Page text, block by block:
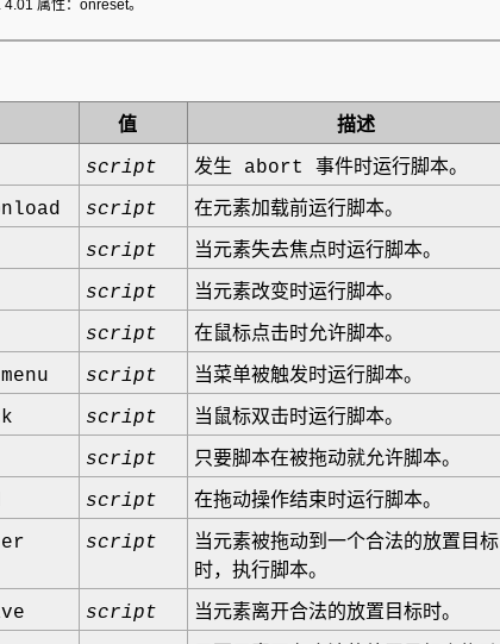
属性：onreset。
值 描述
script 发生 abort 事件时运行脚本。
script 在元素加载前运行脚本。
script 当元素失去焦点时运行脚本。
script 当元素改变时运行脚本。
script 在鼠标点击时允许脚本。
script 当菜单被触发时运行脚本。
script 当鼠标双击时运行脚本。
script 只要脚本在被拖动就允许脚本。
script 在拖动操作结束时运行脚本。
script
当元素被拖动到一个合法的放置目标
时，执行脚本。
script 当元素离开合法的放置目标时。